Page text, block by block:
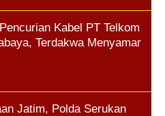
Kabel PT Telkom
Terdakwa Menyamar
Jatim, Polda Serukan